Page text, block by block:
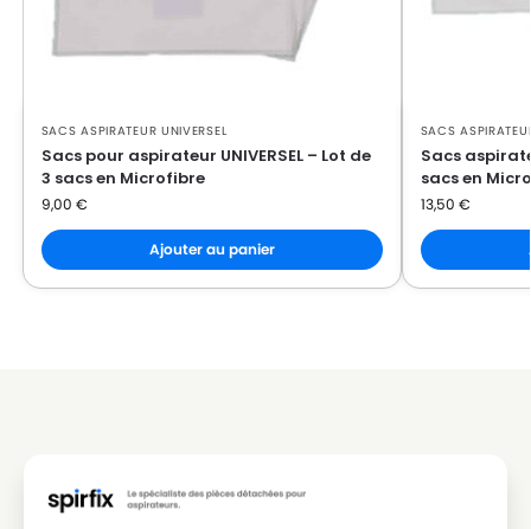
SACS ASPIRATEUR UNIVERSEL
Sacs pour aspirateur UNIVERSEL – Lot de
3 sacs en Microfibre
9,00 €
Ajouter au panier
SACS
Sacs
sacs en
13,50 €